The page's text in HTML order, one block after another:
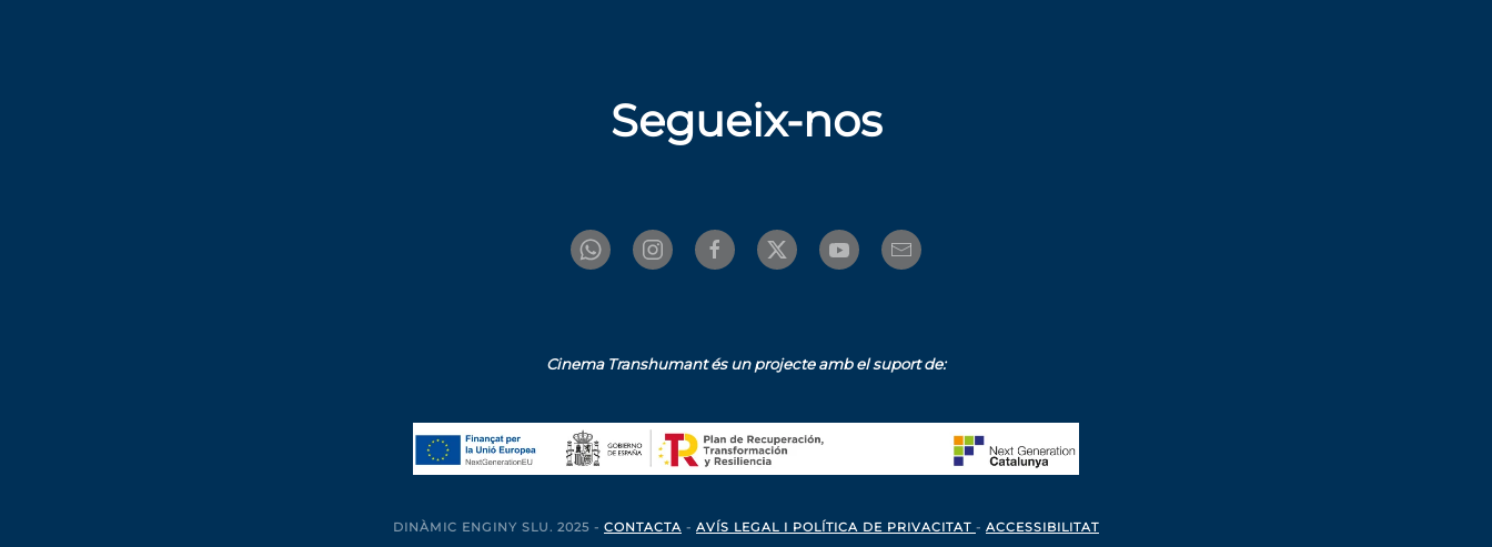
Segueix-nos
Cinema Transhumant és un projecte amb el suport de:
DINÀMIC ENGINY SLU. 2025 - CONTACTA - AVÍS LEGAL I POLÍTICA DE PRIVACITAT - ACCESSIBILITAT